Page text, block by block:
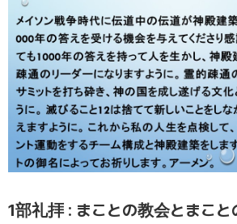
1部礼拝 : まことの教会とまこと